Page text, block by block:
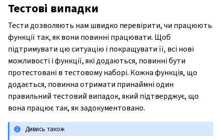
Тестові випадки
Тести дозволяють нам швидко перевірити, чи працюють
функції так, як вони повинні працювати. Щоб
підтримувати цю ситуацію і покращувати її, всі нові
можливості і функції, які додаються, повинні бути
протестовані в тестовому наборі. Кожна функція, що
додається, повинна отримати принаймні один
правильний тестовий випадок, який підтверджує, що
вона працює так, як задокументовано.
Дивись також